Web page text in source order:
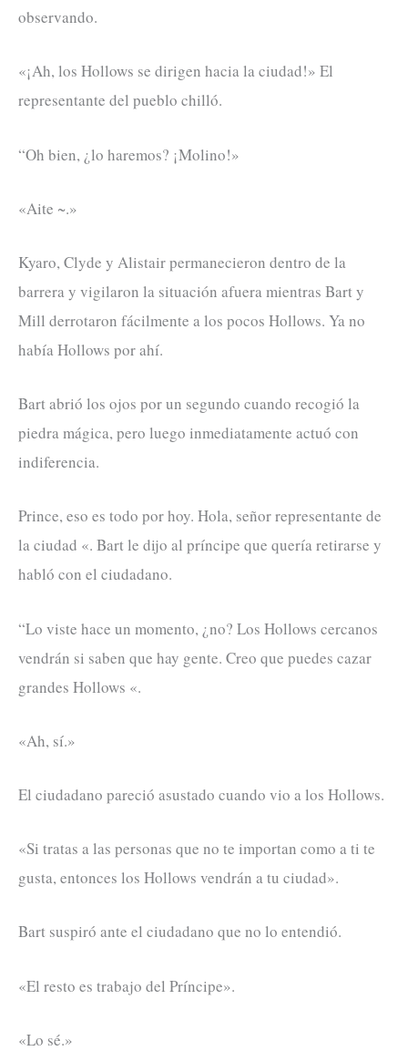
observando.
«¡Ah, los Hollows se dirigen hacia la ciudad!» El
representante del pueblo chilló.
“Oh bien, ¿lo haremos? ¡Molino!»
«Aite ~.»
Kyaro, Clyde y Alistair permanecieron dentro de la
barrera y vigilaron la situación afuera mientras Bart y
Mill derrotaron fácilmente a los pocos Hollows. Ya no
había Hollows por ahí.
Bart abrió los ojos por un segundo cuando recogió la
piedra mágica, pero luego inmediatamente actuó con
indiferencia.
Prince, eso es todo por hoy. Hola, señor representante de
la ciudad «. Bart le dijo al príncipe que quería retirarse y
habló con el ciudadano.
“Lo viste hace un momento, ¿no? Los Hollows cercanos
vendrán si saben que hay gente. Creo que puedes cazar
grandes Hollows «.
«Ah, sí.»
El ciudadano pareció asustado cuando vio a los Hollows.
«Si tratas a las personas que no te importan como a ti te
gusta, entonces los Hollows vendrán a tu ciudad».
Bart suspiró ante el ciudadano que no lo entendió.
«El resto es trabajo del Príncipe».
«Lo sé.»